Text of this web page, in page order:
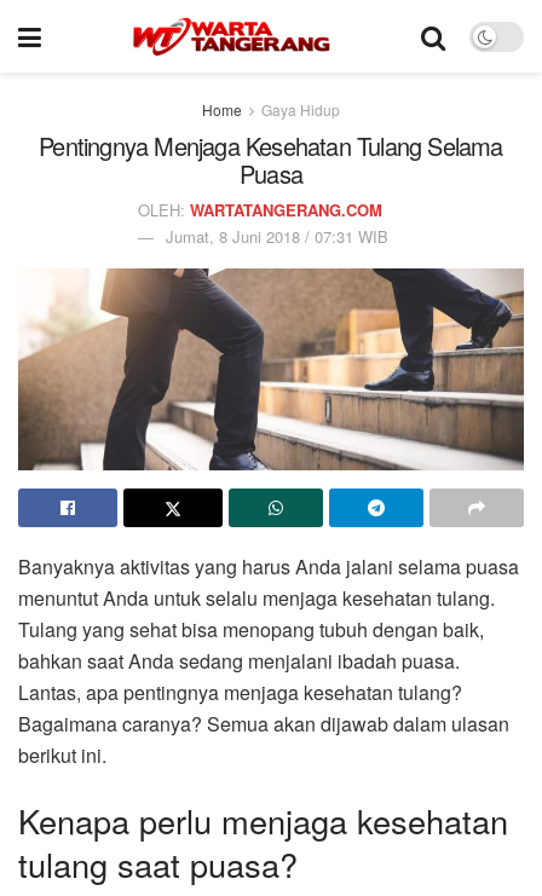
Home Gaya Hidup
Pentingnya Menjaga Kesehatan Tulang Selama
Puasa
OLEH: WARTATANGERANG.COM
Jumat, 8 Juni 2018 / 07:31 WIB
Banyaknya aktivitas yang harus Anda jalani selama puasa
menuntut Anda untuk selalu menjaga kesehatan tulang.
Tulang yang sehat bisa menopang tubuh dengan baik,
bahkan saat Anda sedang menjalani ibadah puasa.
Lantas, apa pentingnya menjaga kesehatan tulang?
Bagaimana caranya? Semua akan dijawab dalam ulasan
berikut ini.
Kenapa perlu menjaga kesehatan
tulang saat puasa?